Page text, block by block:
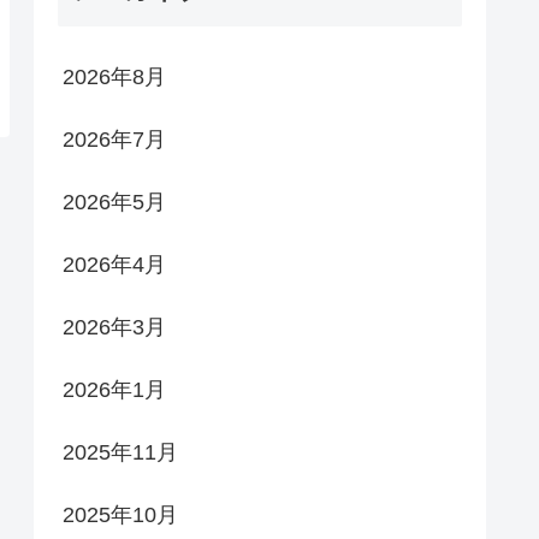
2026年8月
2026年7月
2026年5月
2026年4月
2026年3月
2026年1月
2025年11月
2025年10月